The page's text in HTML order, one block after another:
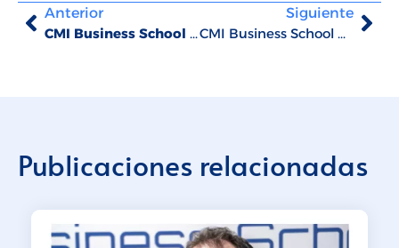
Anterior
CMI Business School participó en la Primera edición de los Premios efr que reconocen a las mejores entidades en materia de conciliación
Siguiente
CMI Business School gana premio al Proveedor de Educación más Innovador en los Global Awards 2022/2023
Publicaciones relacionadas